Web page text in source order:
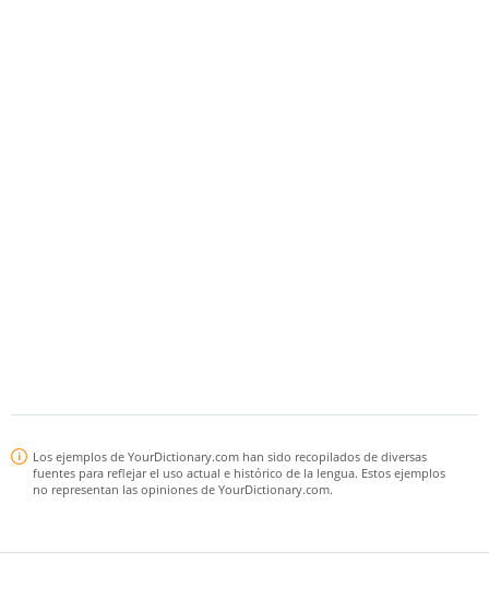
Los ejemplos de YourDictionary.com han sido recopilados de diversas
fuentes para reflejar el uso actual e histórico de la lengua. Estos ejemplos
no representan las opiniones de YourDictionary.com.